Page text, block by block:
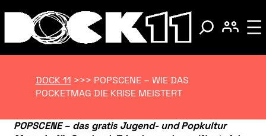
DOCK 11 >>> POPSCENE – WIE DAS
POCKETMAG DIE KRISE MEISTERT
POPSCENE – das gratis Jugend- und Popkultur